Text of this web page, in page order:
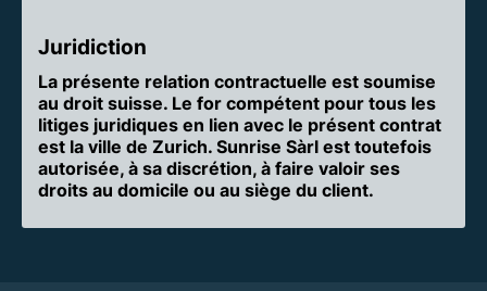
Juridiction
La présente relation contractuelle est soumise
au droit suisse. Le for compétent pour tous les
litiges juridiques en lien avec le présent contrat
est la ville de Zurich. Sunrise Sàrl est toutefois
autorisée, à sa discrétion, à faire valoir ses
droits au domicile ou au siège du client.